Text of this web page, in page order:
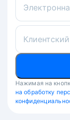
Нажимая на
на обработку